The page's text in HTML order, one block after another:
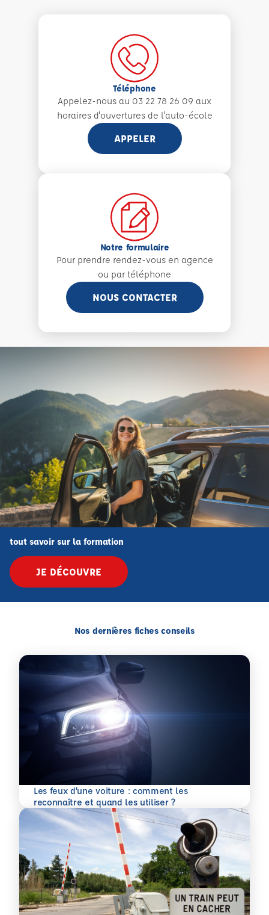
Téléphone
Appelez-nous au 03 22 78 26 09 aux
horaires d'ouvertures de l'auto-école
APPELER
Notre formulaire
Pour prendre rendez-vous en agence
ou par téléphone
NOUS CONTACTER
tout savoir sur la formation
JE DÉCOUVRE
Nos dernières fiches conseils
Les feux d’une voiture : comment les
reconnaître et quand les utiliser ?
En savoir plus